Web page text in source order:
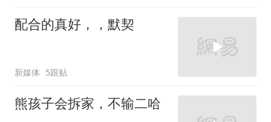
配合的真好，，默契
新媒体 5跟贴
熊孩子会拆家，不输二哈